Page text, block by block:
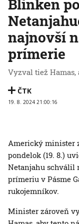
Blinken
najnovší
prímerie
Vyzval tiež
ČTK
19. 8. 2024 21:00:16
Americký minister
pondelok (19. 8.)
Netanjahu schválil
prímeriu v Pásme
rukojemníkov.
Minister zároveň